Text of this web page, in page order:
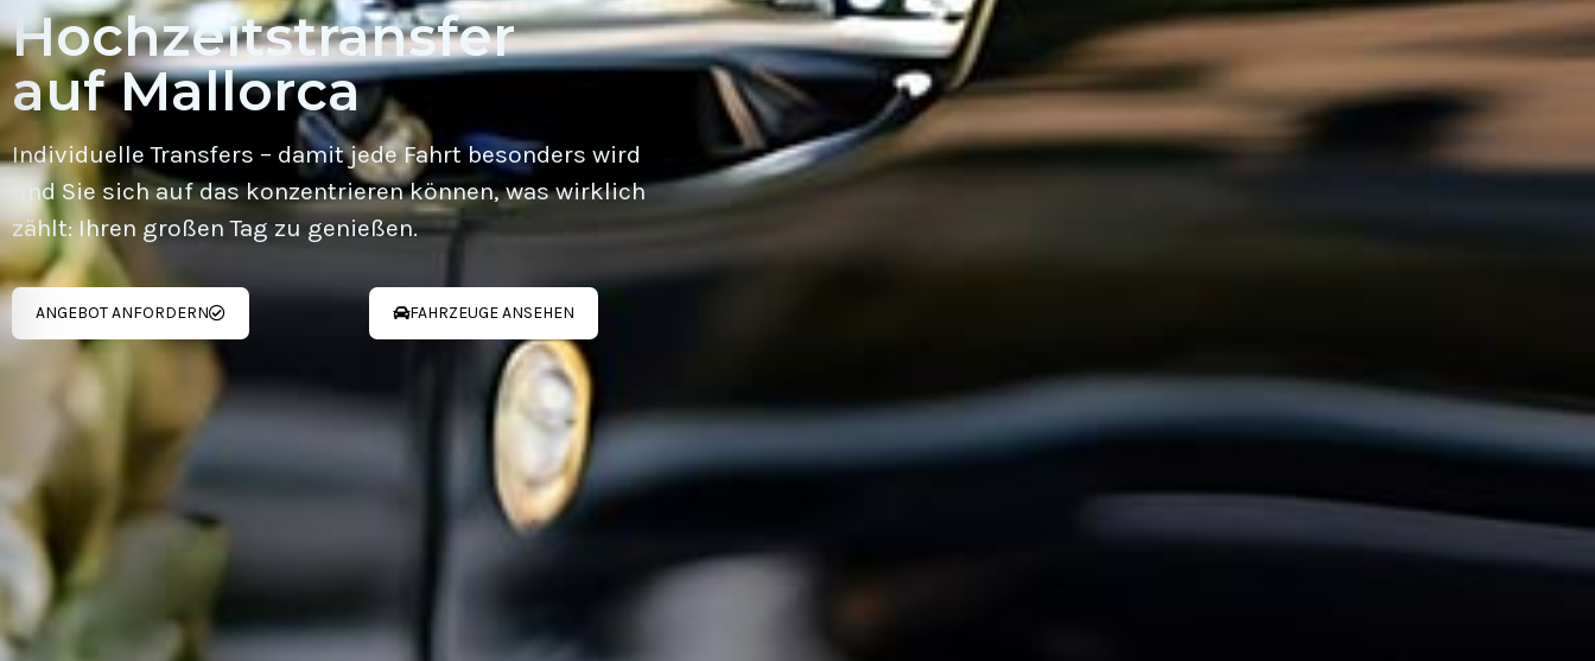
Hochzeitstransfer
auf Mallorca
Individuelle Transfers – damit jede Fahrt besonders wird
und Sie sich auf das konzentrieren können, was wirklich
zählt: Ihren großen Tag zu genießen.
ANGEBOT ANFORDERN FAHRZEUGE ANSEHEN